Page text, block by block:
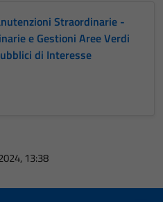
Straordinarie -
e Gestioni Aree Verdi
di Interesse
13:38